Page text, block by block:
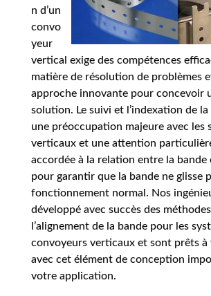
n d’un
convo
yeur
vertical exige des compétences
matière de résolution de problèmes
approche innovante pour concevoir
solution. Le suivi et l’indexation de
une préoccupation majeure avec les
verticaux et une attention
accordée à la relation entre la bande
pour garantir que la bande ne glisse
fonctionnement normal. Nos
développé avec succès des
l’alignement de la bande pour les
convoyeurs verticaux et sont prêts à
avec cet élément de conception
votre application.